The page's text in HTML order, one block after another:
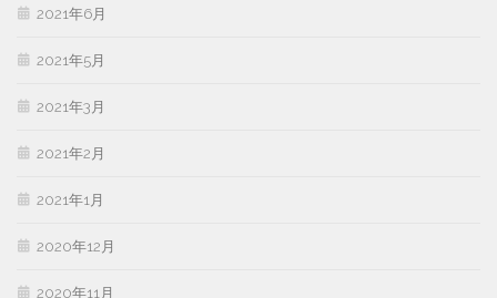
2021年6月
2021年5月
2021年3月
2021年2月
2021年1月
2020年12月
2020年11月